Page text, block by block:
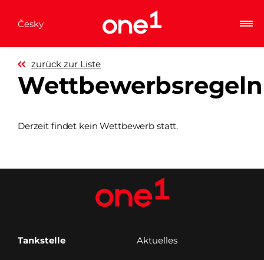
Česky
zurück zur Liste
Wettbewerbsregeln
Derzeit findet kein Wettbewerb statt.
Tankstelle Aktuelles